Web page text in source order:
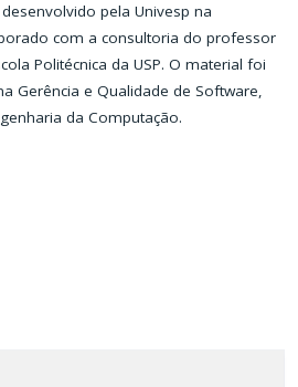
pela Univesp na
com a consultoria do professor
Politécnica da USP. O material foi
Gerência e Qualidade de Software,
da Computação.